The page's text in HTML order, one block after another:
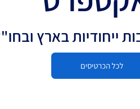
ייחודיות בארץ
לכל הכרטיסים